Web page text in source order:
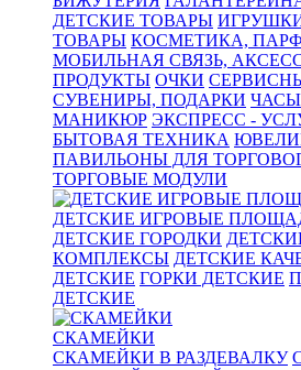
ДЕТСКИЕ ТОВАРЫ
ТОВАРЫ КОСМЕТИКА,
МОБИЛЬНАЯ СВЯЗЬ,
ПРОДУКТЫ ОЧКИ
СУВЕНИРЫ, ПОДАРКИ ЧАСЫ
МАНИКЮР ЭКСПРЕСС -
БЫТОВАЯ ТЕХНИКА
ПАВИЛЬОНЫ ДЛЯ
ТОРГОВЫЕ МОДУЛИ
ДЕТСКИЕ ИГРОВЫЕ
ДЕТСКИЕ ГОРОДКИ
КОМПЛЕКСЫ ДЕТСКИЕ
ДЕТСКИЕ ГОРКИ ДЕТСКИЕ
ДЕТСКИЕ
СКАМЕЙКИ
СКАМЕЙКИ В РАЗДЕВАЛКУ